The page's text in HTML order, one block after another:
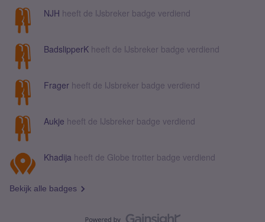
NJH heeft de IJsbreker badge verdiend
BadslipperK heeft de IJsbreker badge verdiend
Frager heeft de IJsbreker badge verdiend
Aukje heeft de IJsbreker badge verdiend
Khadija heeft de Globe trotter badge verdiend
Bekijk alle badges